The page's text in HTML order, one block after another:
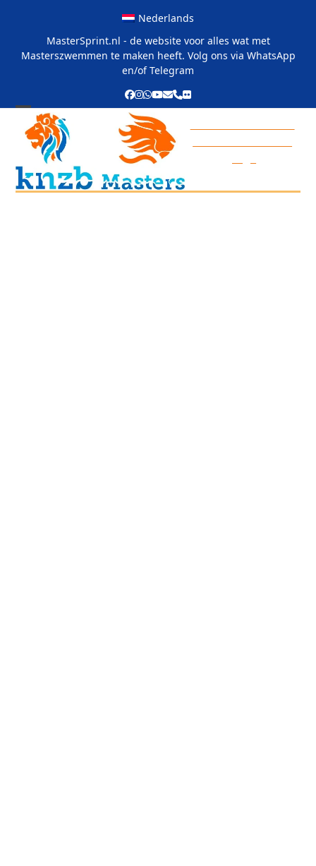
Nederlands
MasterSprint.nl - de website voor alles wat met
Masterszwemmen te maken heeft. Volg ons via WhatsApp
en/ofTelegram
Facebook
Instagram
Whatsapp
YouTube
Email
Phone
Flickr
Open
mobile
menu
Close
mobile
menu